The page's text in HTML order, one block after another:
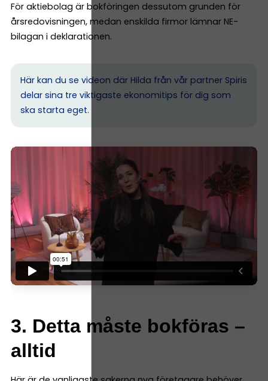
För aktiebolag är bokföringen dessutom grunden för
årsredovisningen, medan enskilda firmor lämnar NE-
bilagan i deklarationen.
Här kan du se videon där Hilda från vår partner Spiris
delar sina tre viktigaste ekonomitips för dig som
ska starta eget.
3. Detta måste bokföras –
alltid